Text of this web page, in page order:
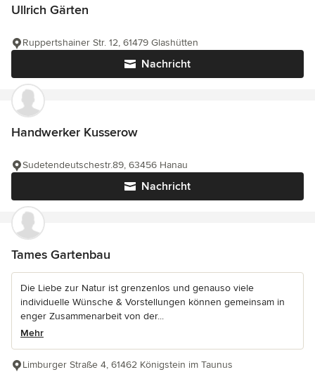
Ullrich Gärten
Nachricht
Ruppertshainer Str. 12, 61479 Glashütten
Handwerker Kusserow
Nachricht
Sudetendeutschestr.89, 63456 Hanau
Tames Gartenbau
Die Liebe zur Natur ist grenzenlos und genauso viele
individuelle Wünsche & Vorstellungen können gemeinsam in
enger Zusammenarbeit von der...
Mehr
Limburger Straße 4, 61462 Königstein im Taunus